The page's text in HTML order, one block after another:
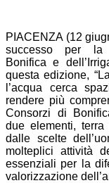
PIACENZA (12
successo per la
Bonifica e
questa edizione,
l’acqua cerca
rendere più
Consorzi di
due elementi, terra
dalle scelte
molteplici attività
essenziali per la
valorizzazione